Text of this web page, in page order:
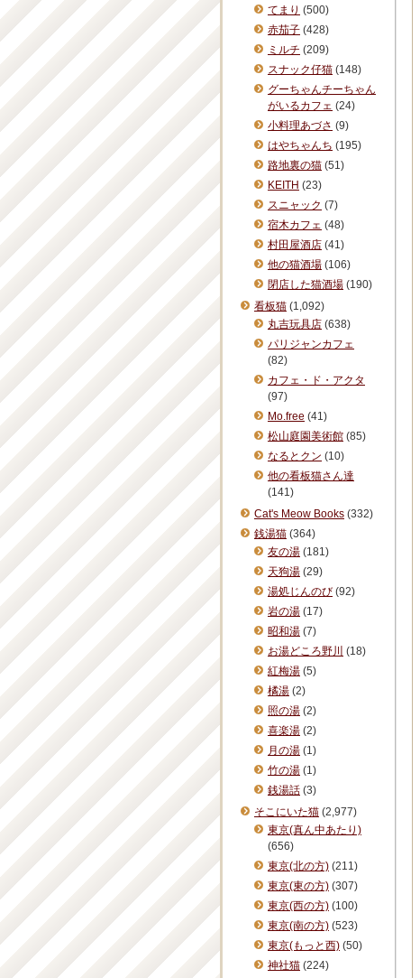
てまり (500)
赤茄子 (428)
ミルチ (209)
スナック仔猫 (148)
グーちゃんチーちゃん
がいるカフェ (24)
小料理あづさ (9)
はやちゃんち (195)
路地裏の猫 (51)
KEITH (23)
スニャック (7)
宿木カフェ (48)
村田屋酒店 (41)
他の猫酒場 (106)
閉店した猫酒場 (190)
看板猫 (1,092)
丸吉玩具店 (638)
パリジャンカフェ
(82)
カフェ・ド・アクタ
(97)
Mo.free (41)
松山庭園美術館 (85)
なるとクン (10)
他の看板猫さん達
(141)
Cat's Meow Books (332)
銭湯猫 (364)
友の湯 (181)
天狗湯 (29)
湯処じんのび (92)
岩の湯 (17)
昭和湯 (7)
お湯どころ野川 (18)
紅梅湯 (5)
橘湯 (2)
照の湯 (2)
喜楽湯 (2)
月の湯 (1)
竹の湯 (1)
銭湯話 (3)
そこにいた猫 (2,977)
東京(真ん中あたり)
(656)
東京(北の方) (211)
東京(東の方) (307)
東京(西の方) (100)
東京(南の方) (523)
東京(もっと西) (50)
神社猫 (224)